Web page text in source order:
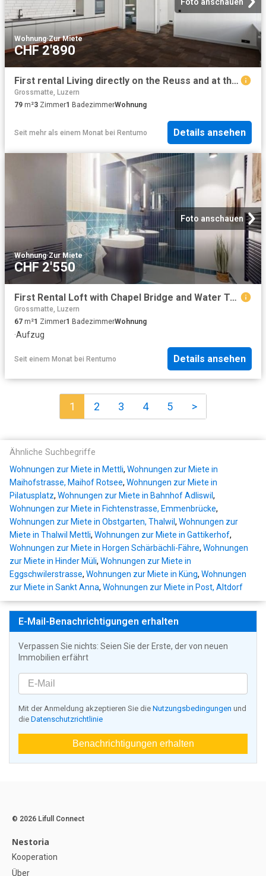
Foto anschauen
Wohnung·Zur Miete
CHF 2'890
First rental Living directly on the Reuss and at the water tower
Grossmatte, Luzern
79 m²3 Zimmer1 BadezimmerWohnung
Seit mehr als einem Monat bei Rentumo Details ansehen
Foto anschauen
Wohnung·Zur Miete
CHF 2'550
First Rental Loft with Chapel Bridge and Water Tower View
Grossmatte, Luzern
67 m²1 Zimmer1 BadezimmerWohnung
·Aufzug
Seit einem Monat bei Rentumo Details ansehen
1 2 3 4 5 >
Ähnliche Suchbegriffe
Wohnungen zur Miete in Mettli, Wohnungen zur Miete in
Maihofstrasse, Maihof Rotsee, Wohnungen zur Miete in
Pilatusplatz, Wohnungen zur Miete in Bahnhof Adliswil ,
Wohnungen zur Miete in Fichtenstrasse, Emmenbrücke,
Wohnungen zur Miete in Obstgarten, Thalwil , Wohnungen zur
Miete in Thalwil Mettli, Wohnungen zur Miete in Gattikerhof,
Wohnungen zur Miete in Horgen Schärbächli-Fähre, Wohnungen
zur Miete in Hinder Müli, Wohnungen zur Miete in
Eggschwilerstrasse, Wohnungen zur Miete in Küng, Wohnungen
zur Miete in Sankt Anna, Wohnungen zur Miete in Post, Altdorf
E-Mail-Benachrichtigungen erhalten
Verpassen Sie nichts: Seien Sie der Erste, der von neuen
Immobilien erfährt
Mit der Anmeldung akzeptieren Sie die Nutzungsbedingungen und
die Datenschutzrichtlinie
Benachrichtigungen erhalten
© 2026 Lifull Connect
Nestoria
Kooperation
Über